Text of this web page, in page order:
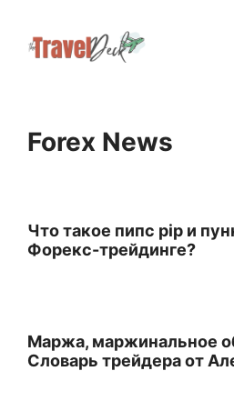
Forex News
Что такое пипс pip и
Форекс-трейдинге?
Маржа, маржинальное
Словарь трейдера от